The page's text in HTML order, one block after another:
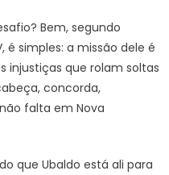
Bem, segundo
é simples: a missão dele é
injustiças que rolam soltas
concorda,
falta em Nova
que Ubaldo está ali para